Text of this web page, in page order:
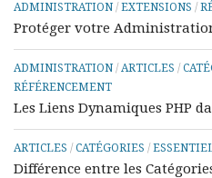
ADMINISTRATION / EXTENSIONS /
Protéger votre
ADMINISTRATION / ARTICLES /
RÉFÉRENCEMENT
Les Liens Dynamiques PHP
ARTICLES / CATÉGORIES /
Différence entre les